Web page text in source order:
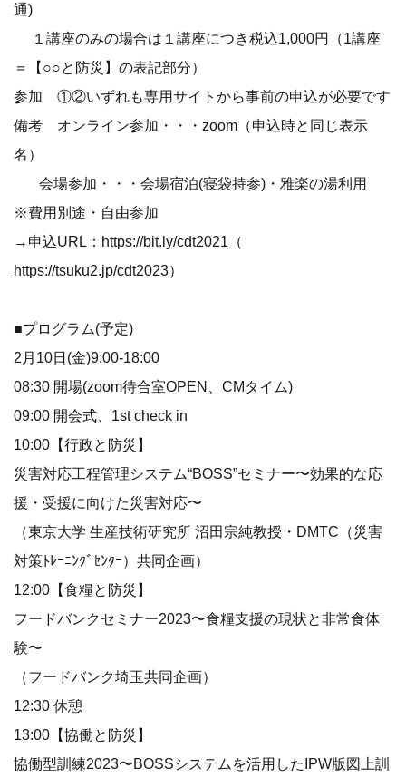
通)
１講座のみの場合は１講座につき税込1,000円（1講座
＝【○○と防災】の表記部分）
参加 ①②いずれも専用サイトから事前の申込が必要です
備考 オンライン参加・・・zoom（申込時と同じ表示
名）
会場参加・・・会場宿泊(寝袋持参)・雅楽の湯利用
※費用別途・自由参加
→申込URL： https://bit.ly/cdt2021 （
https://tsuku2.jp/cdt2023）
■プログラム(予定)
2月10日(金)9:00-18:00
08:30 開場(zoom待合室OPEN、CMタイム)
09:00 開会式、1st check in
10:00【行政と防災】
災害対応工程管理システム“BOSS”セミナー〜効果的な応
援・受援に向けた災害対応〜
（東京大学 生産技術研究所 沼田宗純教授・DMTC（災害
対策ﾄﾚｰﾆﾝｸﾞｾﾝﾀｰ）共同企画）
12:00【食糧と防災】
フードバンクセミナー2023〜食糧支援の現状と非常食体
験〜
（フードバンク埼玉共同企画）
12:30 休憩
13:00【協働と防災】
協働型訓練2023〜BOSSシステムを活用したIPW版図上訓